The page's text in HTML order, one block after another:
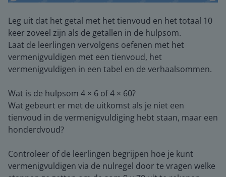
Leg uit dat het getal met het tienvoud en het totaal 10
keer zoveel zijn als de getallen in de hulpsom.
Laat de leerlingen vervolgens oefenen met het
vermenigvuldigen met een tienvoud, het
vermenigvuldigen in een tabel en de verhaalsommen.
Wat is de hulpsom 4 × 6 of 4 × 60?
Wat gebeurt er met de uitkomst als je niet een
tienvoud in de vermenigvuldiging hebt staan, maar een
honderdvoud?
Controleer of de leerlingen begrijpen hoe je kunt
vermenigvuldigen via de nulregel door te vragen welke